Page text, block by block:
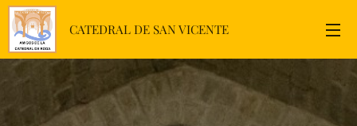
CATEDRAL DE SAN VICENTE